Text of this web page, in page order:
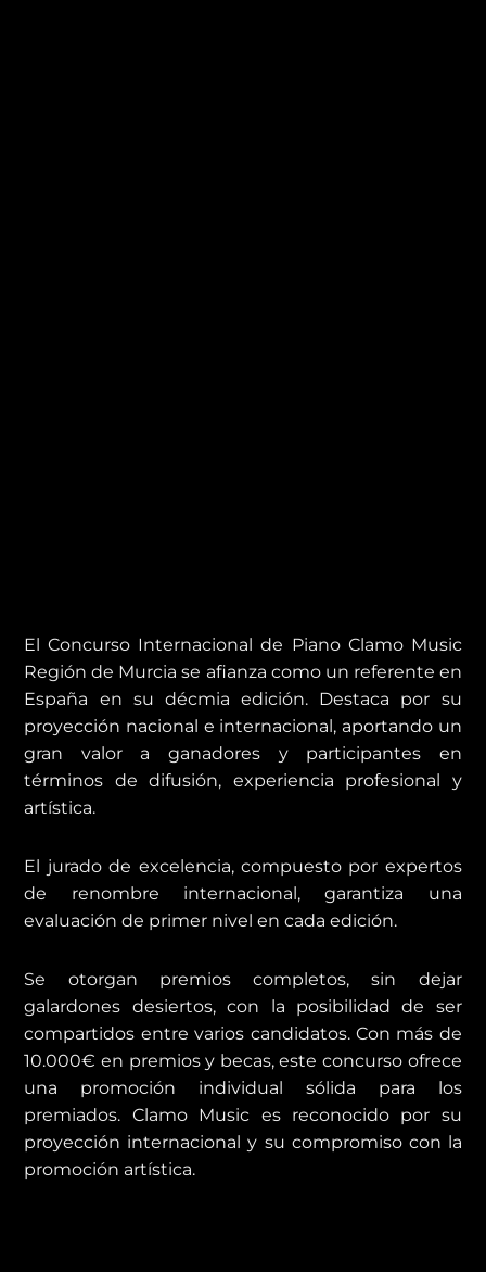
El Concurso Internacional de Piano Clamo Music
Región de Murcia se afianza como un referente en
España en su décmia edición. Destaca por su
proyección nacional e internacional, aportando un
gran valor a ganadores y participantes en
términos de difusión, experiencia profesional y
artística.
El jurado de excelencia, compuesto por expertos
de renombre internacional, garantiza una
evaluación de primer nivel en cada edición.
Se otorgan premios completos, sin dejar
galardones desiertos, con la posibilidad de ser
compartidos entre varios candidatos. Con más de
10.000€ en premios y becas, este concurso ofrece
una promoción individual sólida para los
premiados. Clamo Music es reconocido por su
proyección internacional y su compromiso con la
promoción artística.